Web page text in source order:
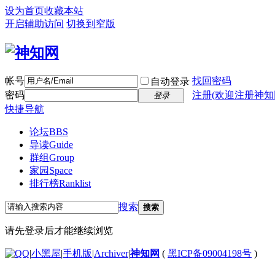
设为首页收藏本站
开启辅助访问 切换到窄版
帐号 自动登录 找回密码
密码
登录
注册(欢迎注册神
快捷导航
论坛BBS
导读Guide
群组Group
家园 Space
排行榜Ranklist
搜索 搜索
请先登录后才能继续浏览
|小黑屋|手机版|Archiver|神知网 ( 黑ICP备09004198号 )